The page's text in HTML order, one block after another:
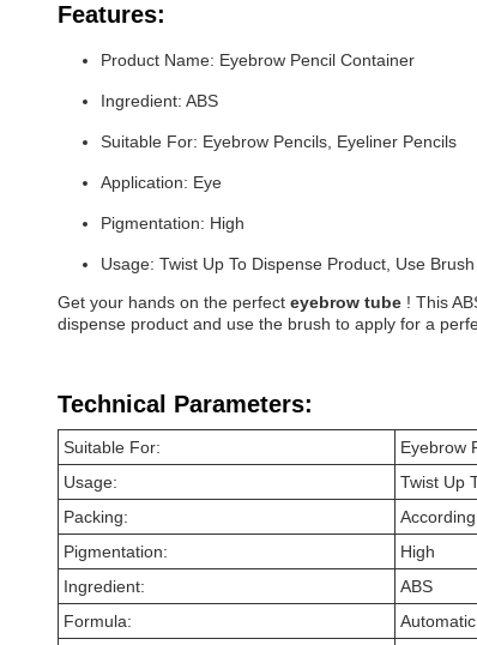
Features:
Product Name: Eyebrow Pencil Container
Ingredient: ABS
Suitable For: Eyebrow Pencils, Eyeliner Pencils
Application: Eye
Pigmentation: High
Usage: Twist Up To Dispense Product, Use Brush
Get your hands on the perfect eyebrow tube ! This
dispense product and use the brush to apply for a
Technical Parameters:
Suitable For:
Eyebrow
Usage:
Twist Up
Packing:
Pigmentation:
High
Ingredient:
ABS
Formula:
Automatic